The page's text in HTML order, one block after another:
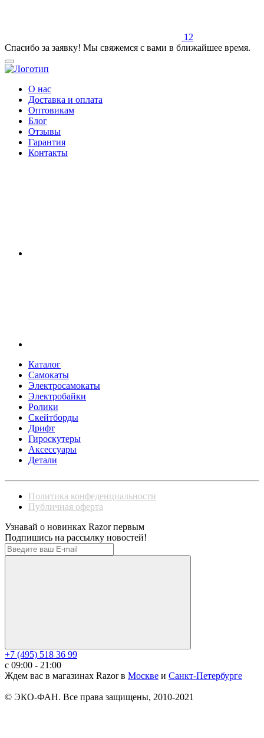
1 2
Спасибо за заявку! Мы свяжемся с вами в ближайшее время.
О нас
Доставка и оплата
Оптовикам
Блог
Отзывы
Гарантия
Контакты
Каталог
Самокаты
Электросамокаты
Электробайки
Ролики
Скейтборды
Дрифт
Гироскутеры
Аксессуары
Детали
Политика конфеденциальности
Публичная оферта
Узнавай о новинках Razor первым
Подпишись на рассылку новостей!
+7 (495) 518 36 99
c 09:00 - 21:00
Ждем вас в магазинах Razor в Москве и Санкт-Петербурге
© ЭКО-ФАН. Все права защищены, 2010-2021